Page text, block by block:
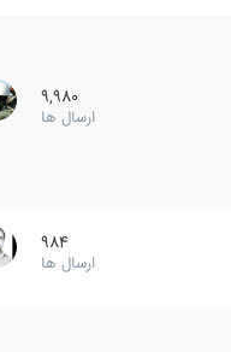
9,980
ارسال ها
984
ارسال ها